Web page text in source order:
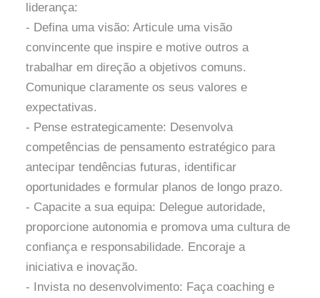
liderança:
- Defina uma visão: Articule uma visão
convincente que inspire e motive outros a
trabalhar em direção a objetivos comuns.
Comunique claramente os seus valores e
expectativas.
- Pense estrategicamente: Desenvolva
competências de pensamento estratégico para
antecipar tendências futuras, identificar
oportunidades e formular planos de longo prazo.
- Capacite a sua equipa: Delegue autoridade,
proporcione autonomia e promova uma cultura de
confiança e responsabilidade. Encoraje a
iniciativa e inovação.
- Invista no desenvolvimento: Faça coaching e